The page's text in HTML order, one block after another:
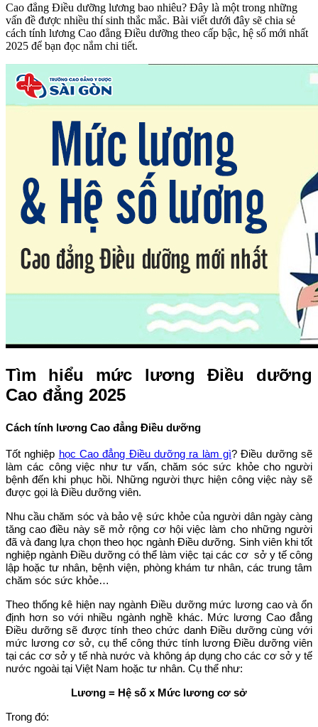
Cao đẳng Điều dưỡng lương bao nhiêu? Đây là một trong những
vấn đề được nhiều thí sinh thắc mắc. Bài viết dưới đây sẽ chia sẻ
cách tính lương Cao đẳng Điều dưỡng theo cấp bậc, hệ số mới nhất
2025 để bạn đọc nắm chi tiết.
Tìm hiểu mức lương Điều dưỡng
Cao đẳng 2025
Cách tính lương Cao đẳng Điều dưỡng
Tốt nghiệp học Cao đẳng Điều dưỡng ra làm gì? Điều dưỡng sẽ
làm các công việc như tư vấn, chăm sóc sức khỏe cho người
bệnh đến khi phục hồi. Những người thực hiện công việc này sẽ
được gọi là Điều dưỡng viên.
Nhu cầu chăm sóc và bảo vệ sức khỏe của người dân ngày càng
tăng cao điều này sẽ mở rộng cơ hội việc làm cho những người
đã và đang lựa chọn theo học ngành Điều dưỡng. Sinh viên khi tốt
nghiệp ngành Điều dưỡng có thể làm việc tại các cơ sở y tế công
lập hoặc tư nhân, bệnh viện, phòng khám tư nhân, các trung tâm
chăm sóc sức khỏe…
Theo thống kê hiện nay ngành Điều dưỡng mức lương cao và ổn
định hơn so với nhiều ngành nghề khác. Mức lương Cao đẳng
Điều dưỡng sẽ được tính theo chức danh Điều dưỡng cùng với
mức lương cơ sở, cụ thể công thức tính lương Điều dưỡng viên
tại các cơ sở y tế nhà nước và không áp dụng cho các cơ sở y tế
nước ngoài tại Việt Nam hoặc tư nhân. Cụ thể như:
Lương = Hệ số x Mức lương cơ sở
Trong đó: